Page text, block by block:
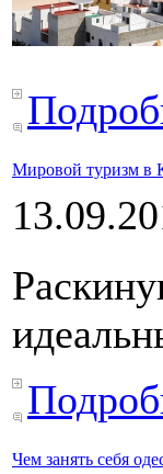
Мировой туризм в
Чем занять себя